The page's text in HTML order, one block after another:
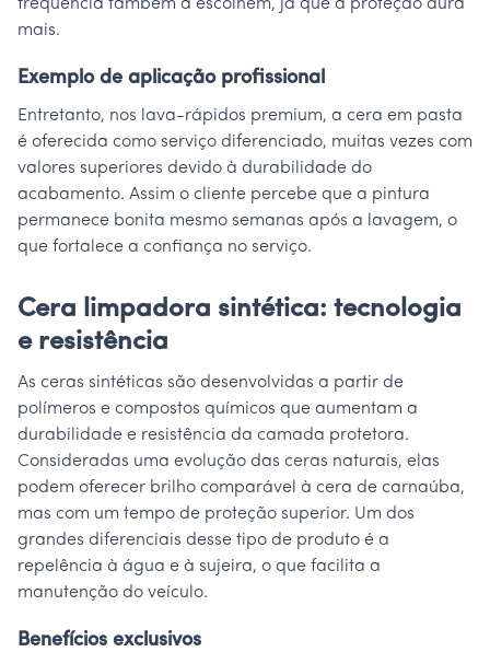
frequência também a escolhem, já que a proteção dura
mais.
Exemplo de aplicação profissional
Entretanto, nos lava-rápidos premium, a cera em pasta
é oferecida como serviço diferenciado, muitas vezes com
valores superiores devido à durabilidade do
acabamento. Assim o cliente percebe que a pintura
permanece bonita mesmo semanas após a lavagem, o
que fortalece a confiança no serviço.
Cera limpadora sintética: tecnologia
e resistência
As ceras sintéticas são desenvolvidas a partir de
polímeros e compostos químicos que aumentam a
durabilidade e resistência da camada protetora.
Consideradas uma evolução das ceras naturais, elas
podem oferecer brilho comparável à cera de carnaúba,
mas com um tempo de proteção superior. Um dos
grandes diferenciais desse tipo de produto é a
repelência à água e à sujeira, o que facilita a
manutenção do veículo.
Benefícios exclusivos